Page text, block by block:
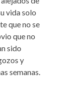
vida solo
que no se
que no
sido
y
semanas.